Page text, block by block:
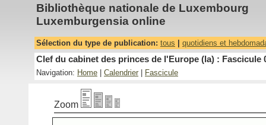
Bibliothèque nationale de Luxembourg
Luxemburgensia online
Sélection du type de publication: tous quotidiens et
Clef du cabinet des princes de l'Europe (la) : Fascicule
Navigation: Home Calendrier Fascicule
Zoom